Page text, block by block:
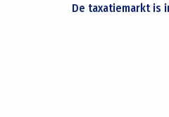
De taxatiemarkt is